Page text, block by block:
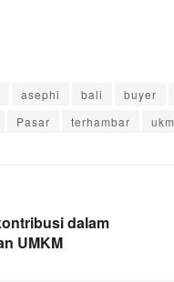
asephi bali buyer
Pasar terhambar ukm
dalam
UMKM